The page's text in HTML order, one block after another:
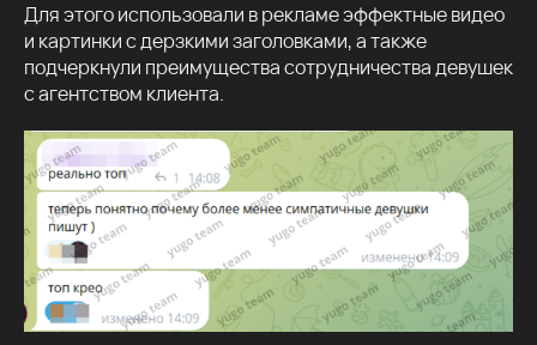
Для этого использовали в рекламе эффектные видео
и картинки с дерзкими заголовками, а также
подчеркнули преимущества сотрудничества девушек
с агентством клиента.